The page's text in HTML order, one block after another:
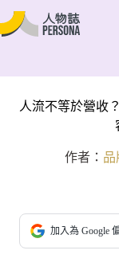
人流不等於營收
作者： 品
加入為 Google